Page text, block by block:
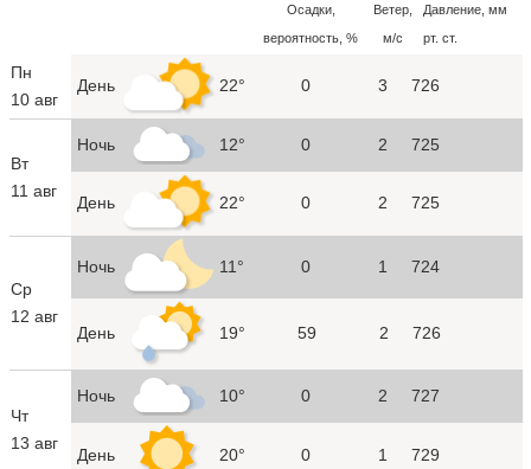
Осадки,
вероятность, %
Ветер,
м/с
Давление, мм
рт. ст.
Пн
10 авг
День 22° 0 3 726
Вт
11 авг
Ночь 12° 0 2 725
День 22° 0 2 725
Ср
12 авг
Ночь 11° 0 1 724
День 19° 59 2 726
Чт
13 авг
Ночь 10° 0 2 727
День 20° 0 1 729